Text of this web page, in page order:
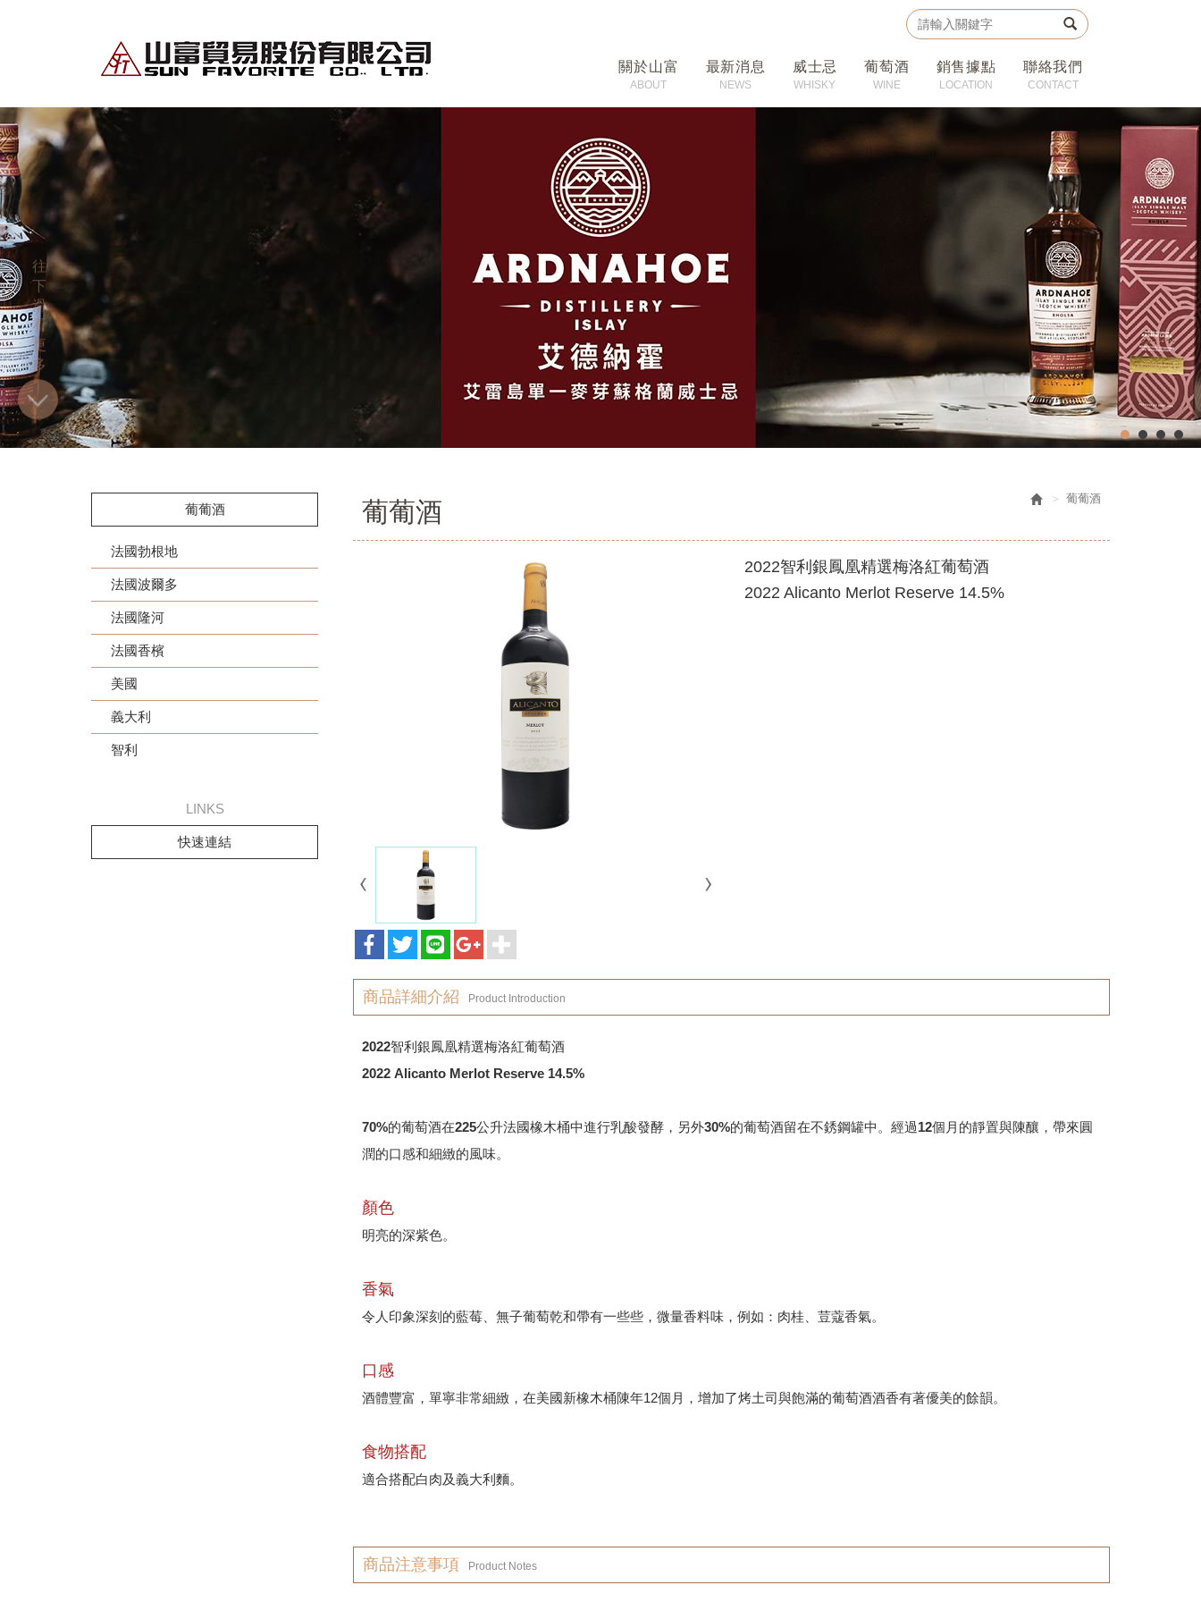
關於山富
ABOUT
最新消息
NEWS
威士忌
WHISKY
葡萄酒
WINE
銷售據點
LOCATION
聯絡我們
CONTACT
往
下
滑
看
更
多
葡葡酒
法國勃根地
法國波爾多
法國隆河
法國香檳
美國
義大利
智利
LINKS
快速連結
葡葡酒
葡葡酒
2022智利銀鳳凰精選梅洛紅葡萄酒
2022 Alicanto Merlot Reserve 14.5%
商品詳細介紹 Product Introduction
2022智利銀鳳凰精選梅洛紅葡萄酒
2022 Alicanto Merlot Reserve 14.5%
70%的葡萄酒在225公升法國橡木桶中進行乳酸發酵，另外30%的葡萄酒留在不銹鋼罐中。經過12個月的靜置與陳釀，帶來圓
潤的口感和細緻的風味。
顏色
明亮的深紫色。
香氣
令人印象深刻的藍莓、無子葡萄乾和帶有一些些，微量香料味，例如：肉桂、荳蔻香氣。
口感
酒體豐富，單寧非常細緻，在美國新橡木桶陳年12個月，增加了烤土司與飽滿的葡萄酒酒香有著優美的餘韻。
食物搭配
適合搭配白肉及義大利麵。
商品注意事項 Product Notes